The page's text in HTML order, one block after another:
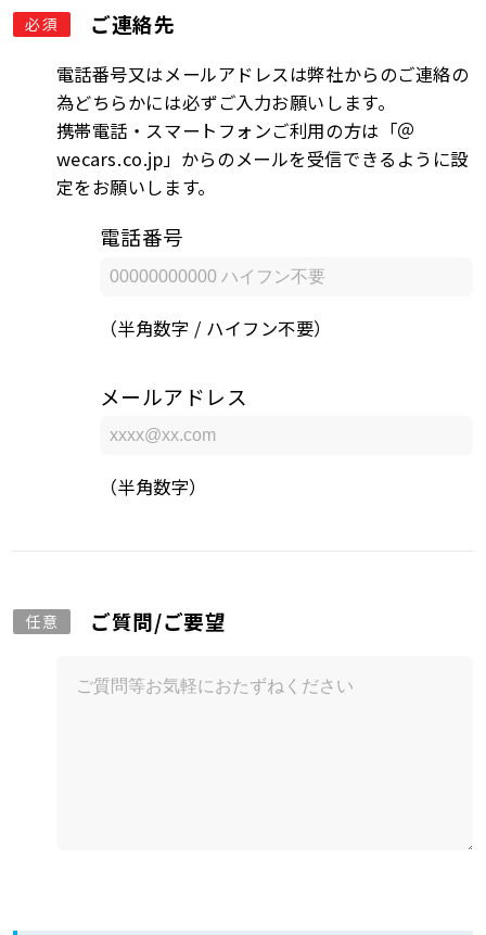
必須 ご連絡先
電話番号又はメールアドレスは弊社からのご連絡の
為どちらかには必ずご入力お願いします。
携帯電話・スマートフォンご利用の方は「＠
wecars.co.jp」からのメールを受信できるように設
定をお願いします。
電話番号
（半角数字 / ハイフン不要）
メールアドレス
（半角数字）
任意 ご質問/ご要望